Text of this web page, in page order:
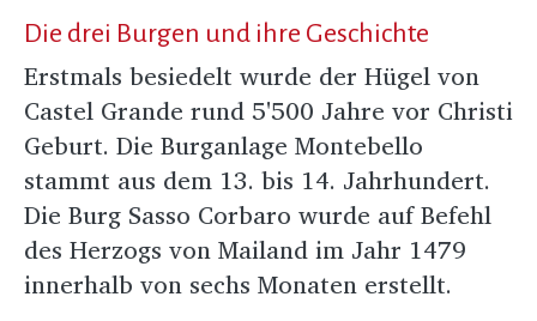
Die drei Burgen und ihre Geschichte
Erstmals besiedelt wurde der Hügel von
Castel Grande rund 5'500 Jahre vor Christi
Geburt. Die Burganlage Montebello
stammt aus dem 13. bis 14. Jahrhundert.
Die Burg Sasso Corbaro wurde auf Befehl
des Herzogs von Mailand im Jahr 1479
innerhalb von sechs Monaten erstellt.